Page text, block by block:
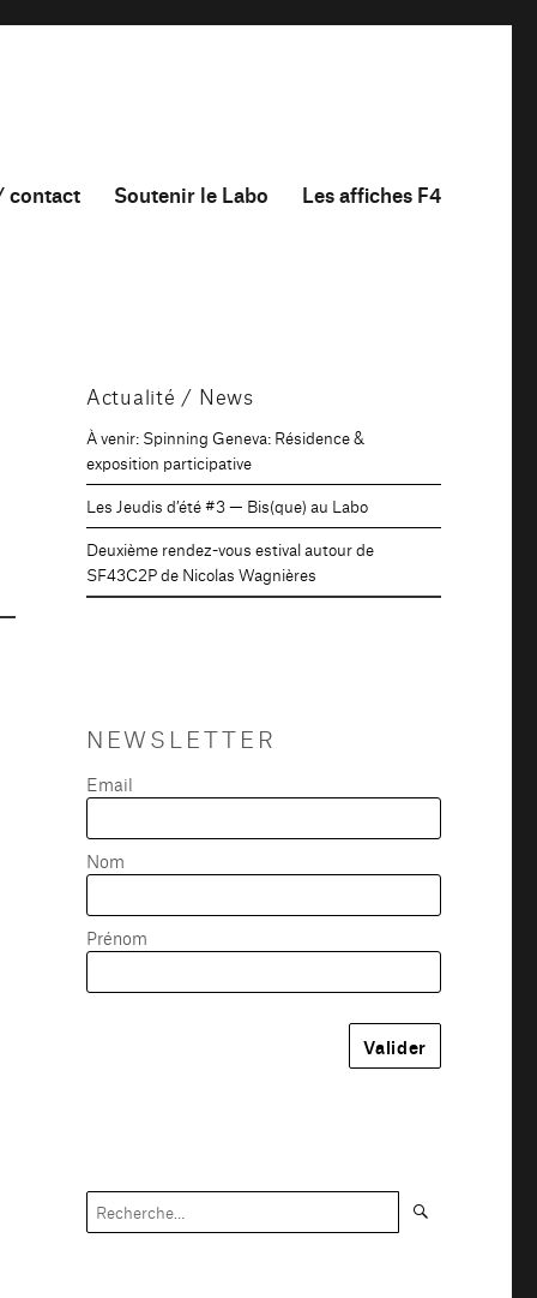
contact Soutenir le Labo Les affiches F4
Actualité / News
À venir: Spinning Geneva: Résidence &
exposition participative
Les Jeudis d’été #3 — Bis(que) au Labo
Deuxième rendez-vous estival autour de
SF43C2P de Nicolas Wagnières
NEWSLETTER
Email
Nom
Prénom
Recherche
pour :